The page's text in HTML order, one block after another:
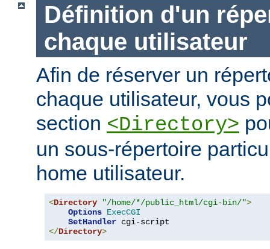
Définition d'un
chaque utilisateur
Afin de réserver un
chaque utilisateur, vous
section <Directory>
un sous-répertoire
home utilisateur.
<Directory "/home/*/public_html/cgi-bin/">
Options ExecCGI
SetHandler
</Directory>